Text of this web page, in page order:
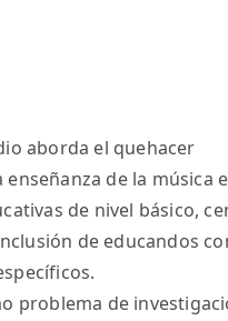
aborda el quehacer
de la música
de nivel básico,
de educandos
problema de